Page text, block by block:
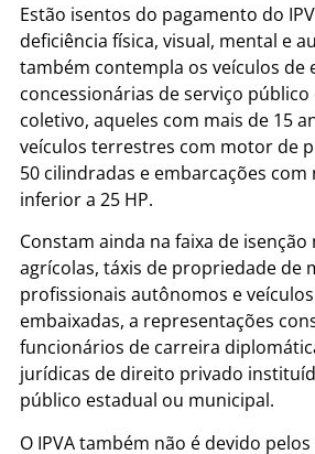
Estão isentos do pagamento do
deficiência física, visual, mental e
também contempla os veículos de
concessionárias de serviço
coletivo, aqueles com mais de 15
veículos terrestres com motor de
50 cilindradas e embarcações
inferior a 25 HP.
Constam ainda na faixa de isenção
agrícolas, táxis de propriedade de
profissionais autônomos e
embaixadas, a representações
funcionários de carreira
jurídicas de direito privado
público estadual ou municipal.
O IPVA também não é devido